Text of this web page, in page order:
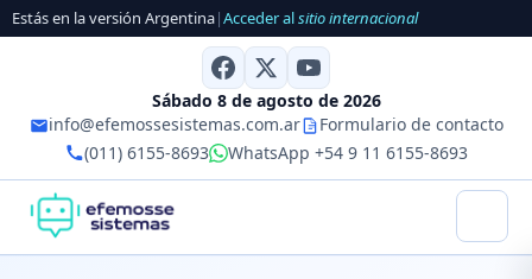
Estás en la versión Argentina|Acceder alsitio internacional
Sábado 8 de agosto de 2026
info@efemossesistemas.com.ar
Formulario de contacto
(011) 6155-8693
WhatsApp +54 9 11 6155-8693